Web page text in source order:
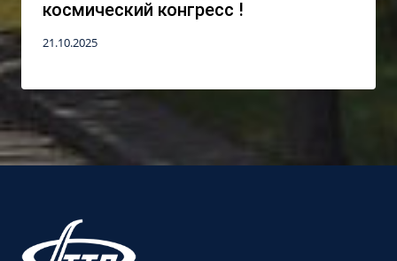
космический конгресс !
21.10.2025